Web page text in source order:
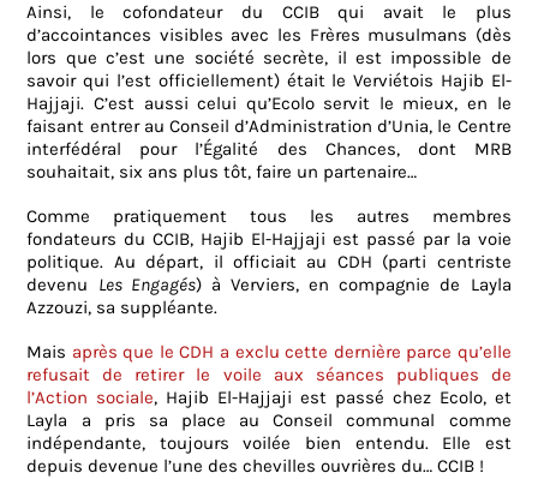
Ainsi, le cofondateur du CCIB qui avait le plus
d’accointances visibles avec les Frères musulmans (dès
lors que c’est une société secrète, il est impossible de
savoir qui l’est officiellement) était le Verviétois Hajib El-
Hajjaji. C’est aussi celui qu’Ecolo servit le mieux, en le
faisant entrer au Conseil d’Administration d’Unia, le Centre
interfédéral pour l’Égalité des Chances, dont MRB
souhaitait, six ans plus tôt, faire un partenaire…
Comme pratiquement tous les autres membres
fondateurs du CCIB, Hajib El-Hajjaji est passé par la voie
politique. Au départ, il officiait au CDH (parti centriste
devenu Les Engagés) à Verviers, en compagnie de Layla
Azzouzi, sa suppléante.
Mais après que le CDH a exclu cette dernière parce qu’elle
refusait de retirer le voile aux séances publiques de
l’Action sociale, Hajib El-Hajjaji est passé chez Ecolo, et
Layla a pris sa place au Conseil communal comme
indépendante, toujours voilée bien entendu. Elle est
depuis devenue l’une des chevilles ouvrières du… CCIB !